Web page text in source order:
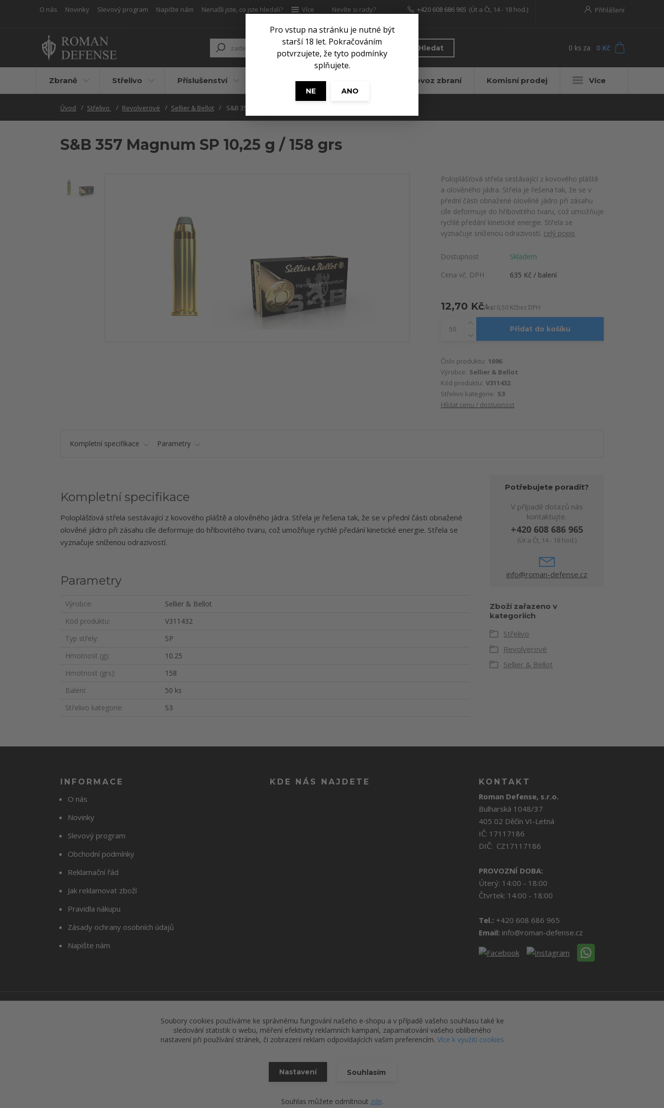
Pro vstup na stránku je nutné být
starší 18 let. Pokračováním
potvrzujete, že tyto podmínky
splňujete.
NE ANO
O nás Novinky Slevový program Napište nám Nenašli jste, co jste hledali? Více Přihlášení
Hledat
Nevíte si rady?
+420 608 686 965 (Út a Čt, 14 - 18 hod.)
0 ks za 0 Kč
Zbraně Střelivo Příslušenství Pro myslivce Dovoz zbraní Komisní prodej Více
Úvod Střelivo Revolverové Sellier & Bellot S&B 357 Magnum SP 10,25 g / 158 grs
S&B 357 Magnum SP 10,25 g / 158 grs
Poloplášťová střela sestávající z kovového pláště
a olověného jádra. Střela je řešena tak, že se v
přední části obnažené olověné jádro při zásahu
cíle deformuje do hřibovitého tvaru, což umožňuje
rychlé předání kinetické energie. Střela se
vyznačuje sníženou odrazivostí. celý popis
Dostupnost
Skladem
Cena vč. DPH
635 Kč / balení
12,70 Kč/ks10,50 Kčbez DPH
Přidat do košíku
Číslo produktu: 1096
Výrobce: Sellier & Bellot
Kód produktu: V311432
Střelivo kategorie: S3
Hlídat cenu / dostupnost
Kompletní specifikace Parametry
Kompletní specifikace
Poloplášťová střela sestávající z kovového pláště a olověného jádra. Střela je řešena tak, že se v přední části obnažené
olověné jádro při zásahu cíle deformuje do hřibovitého tvaru, což umožňuje rychlé předání kinetické energie. Střela se
vyznačuje sníženou odrazivostí.
Parametry
Výrobce
Sellier & Bellot
Kód produktu
V311432
Typ střely
SP
Hmotnost (g)
10.25
Hmotnost (grs)
158
Balení
50 ks
Střelivo kategorie
S3
Potřebujete poradit?
V případě dotazů nás
kontaktujte.
+420 608 686 965
(Út a Čt, 14 - 18 hod.)
info@roman-defense.cz
Zboží zařazeno v
kategoriích
Střelivo
Revolverové
Sellier & Bellot
INFORMACE
O nás
Novinky
Slevový program
Obchodní podmínky
Reklamační řád
Jak reklamovat zboží
Pravidla nákupu
Zásady ochrany osobních údajů
Napište nám
KDE NÁS NAJDETE KONTAKT
Roman Defense, s.r.o.
Bulharská 1048/37
405 02 Děčín VI-Letná
IČ: 17117186
DIČ: CZ17117186
PROVOZNÍ DOBA:
Úterý: 14:00 - 18:00
Čtvrtek: 14:00 - 18:00
Tel.: +420 608 686 965
Email: info@roman-defense.cz
2026 © Roman Defense, s.r.o.
Vytvořeno na
Soubory cookies používáme ke správnému fungování našeho e-shopu a v případě vašeho souhlasu také ke
sledování statistik o webu, měření efektivity reklamních kampaní, zapamatování vašeho oblíbeného
nastavení při používání stránek, či zobrazení reklam odpovídajících vašim preferencím. Více k využití cookies
Nastavení Souhlasím
Souhlas můžete odmítnout zde.